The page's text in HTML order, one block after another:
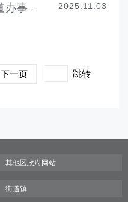
2025.11.03
下一页 跳转